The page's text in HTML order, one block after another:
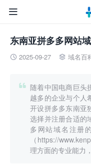

东南亚拼多多网站
 2025-09-27  域名百
 随着中国电商巨头
越多的企业与个人
开设拼多多东南亚
选择并注册合适的
多网站域名注册
（https://
理方面的专业能力